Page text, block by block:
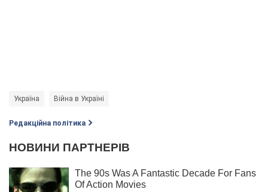
Україна Війна в Україні
Редакційна політика